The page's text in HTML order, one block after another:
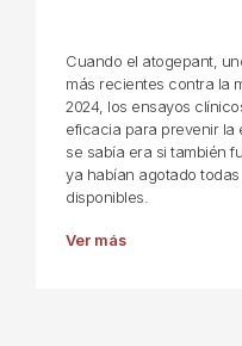
Cuando el atogepant,
más recientes contra la
2024, los ensayos
eficacia para prevenir la
se sabía era si también
ya habían agotado
disponibles.
Ver más